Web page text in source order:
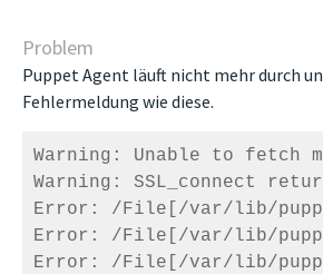
Problem
Puppet Agent läuft nicht mehr durch
Fehlermeldung wie diese.
Warning: Unable to
Warning: SSL_connect
Error: /File[/var/lib/
Error: /File[/var/lib/
Error: /File[/var/lib/